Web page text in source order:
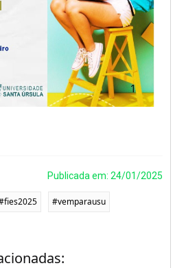
Publicada em: 24/01/2025
#vemparausu